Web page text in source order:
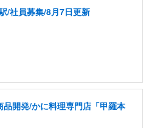
/社員募集/8月7日更新
開発/かに料理専門店「甲羅本